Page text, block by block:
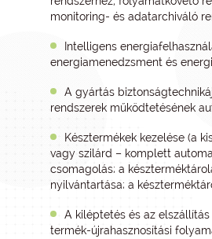
monitoring- és adatarchiváló
Intelligens
energiamenedzsment és
A gyártás
rendszerek működtetésének
Késztermékek kezelése (a
vagy szilárd – komplett
csomagolás; a
nyilvántartása; a
A kiléptetés és az
termék-újrahasznosítási